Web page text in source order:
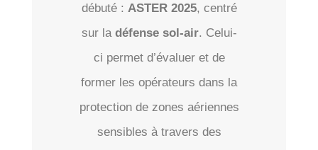
débuté : ASTER 2025, centré
sur la défense sol-air. Celui-
ci permet d’évaluer et de
former les opérateurs dans la
protection de zones aériennes
sensibles à travers des